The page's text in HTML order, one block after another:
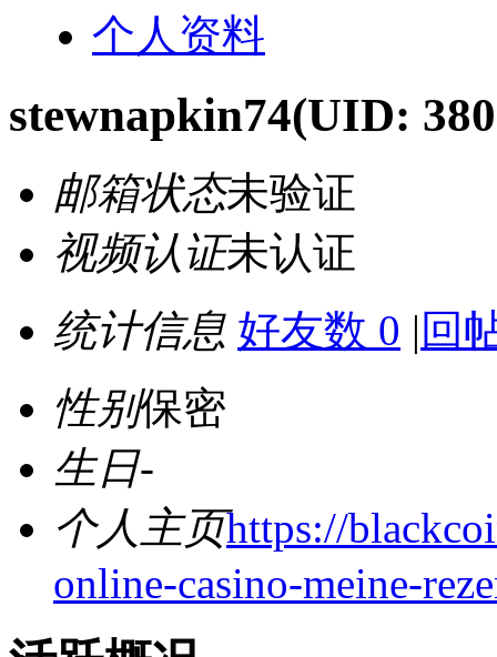
个人资料
stewnapkin74(UID:
邮箱状态未验证
视频认证未认证
统计信息 好友数 0 | 回
性别保密
生日-
个人主页https://
online-casino-meine-